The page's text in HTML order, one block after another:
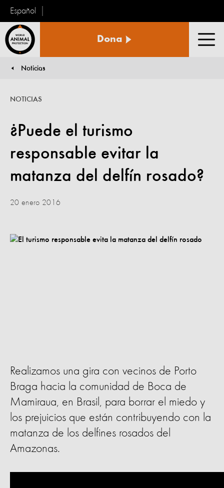
Español
Animal
Dona
Noticias
¿Puede el turismo
responsable evitar la
matanza del delfín rosado?
NOTICIAS
20 enero 2016
Realizamos una gira con vecinos de Porto
Braga hacia la comunidad de Boca de
Mamiraua, en Brasil, para borrar el miedo y
los prejuicios que están contribuyendo con la
matanza de los delfines rosados del
Amazonas.